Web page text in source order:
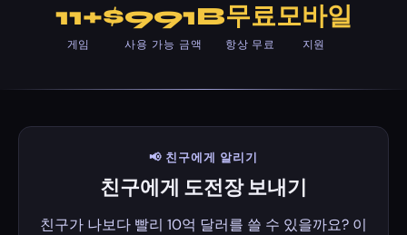
11+
게임
$991B
사용 가능 금액
무료
항상 무료
모바일
지원
📢 친구에게 알리기
친구에게 도전장 보내기
친구가 나보다 빨리 10억 달러를 쓸 수 있을까요? 이